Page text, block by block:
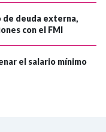
deuda externa,
con el FMI
el salario mínimo